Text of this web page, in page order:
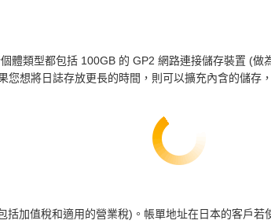
體類型都包括 100GB 的 GP2 網路連接儲存裝置 (
想將日誌存放更長的時間，則可以擴充內含的儲存
加值稅和適用的營業稅)。帳單地址在日本的客戶若